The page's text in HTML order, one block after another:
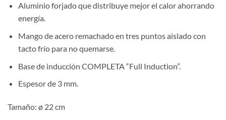
Aluminio forjado que distribuye mejor el calor ahorrando
energía.
Mango de acero remachado en tres puntos aislado con
tacto frío para no quemarse.
Base de inducción COMPLETA “Full Induction”.
Espesor de 3 mm.
Tamaño: ø 22 cm